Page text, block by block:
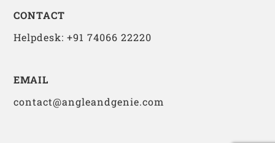
CONTACT
Helpdesk: +91 74066 22220
EMAIL
contact@angleandgenie.com